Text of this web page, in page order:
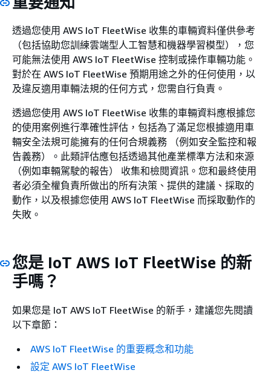
透過您使用 AWS IoT FleetWise 收集的車輛資料僅供參考
（包括協助您訓練雲端型人工智慧和機器學習模型），您
可能無法使用 AWS IoT FleetWise 控制或操作車輛功能。
對於在 AWS IoT FleetWise 預期用途之外的任何使用，以
及違反適用車輛法規的任何方式，您需自行負責。
透過您使用 AWS IoT FleetWise 收集的車輛資料應根據您
的使用案例進行準確性評估，包括為了滿足您根據適用車
輛安全法規可能擁有的任何合規義務 （例如安全監控和報
告義務）。此類評估應包括透過其他產業標準方法和來源
（例如車輛駕駛的報告） 收集和檢閱資訊。您和最終使用
者必須全權負責所做出的所有決策、提供的建議、採取的
動作，以及根據您使用 AWS IoT FleetWise 而採取動作的
失敗。
您是 IoT AWS IoT FleetWise 的新
手嗎？
如果您是 IoT AWS IoT FleetWise 的新手，建議您先閱讀
以下章節：
AWS IoT FleetWise 的重要概念和功能
設定 AWS IoT FleetWise